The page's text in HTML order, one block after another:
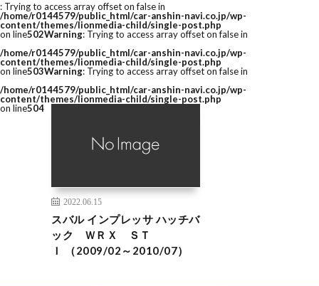
: Trying to access array offset on false in
/home/r0144579/public_html/car-anshin-navi.co.jp/wp-
content/themes/lionmedia-child/single-post.php
on line502Warning: Trying to access array offset on false in
/home/r0144579/public_html/car-anshin-navi.co.jp/wp-
content/themes/lionmedia-child/single-post.php
on line503Warning: Trying to access array offset on false in
/home/r0144579/public_html/car-anshin-navi.co.jp/wp-
content/themes/lionmedia-child/single-post.php
on line504
2022.06.15
スバル インプレッサ ハッチバ
ック ＷＲＸ ＳＴ
Ｉ （2009/02～2010/07）